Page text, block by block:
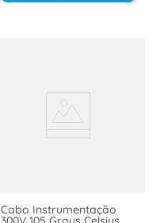
Cabo Instrumentação